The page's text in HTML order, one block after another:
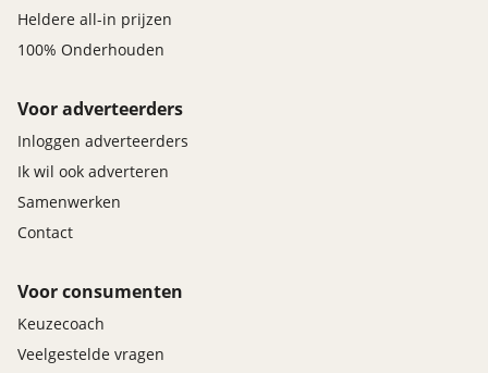
Heldere all-in prijzen
100% Onderhouden
Voor adverteerders
Inloggen adverteerders
Ik wil ook adverteren
Samenwerken
Contact
Voor consumenten
Keuzecoach
Veelgestelde vragen